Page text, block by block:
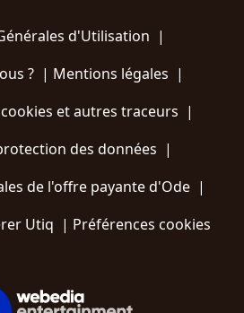
d'Utilisation |
?| Mentions légales |
et autres traceurs |
des données |
de l'offre payante d'Ode |
Utiq | Préférences cookies